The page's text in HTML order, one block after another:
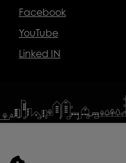
Facebook
YouTube
Linked IN